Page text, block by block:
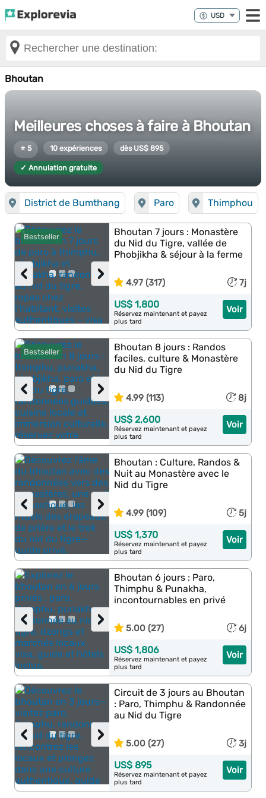
Bhoutan
Meilleures choses à faire à Bhoutan
⭐ 5 10 expériences dès US$ 895
✓ Annulation gratuite
District de Bumthang Paro Thimphou
Bestseller
›
‹
Bhoutan 7 jours : Monastère
du Nid du Tigre, vallée de
Phobjikha & séjour à la ferme
4.97 (317) 7j
Voir
US$ 1,800
Réservez maintenant et payez
plus tard
Bestseller
›
‹
Bhoutan 8 jours : Randos
faciles, culture & Monastère
du Nid du Tigre
4.99 (113) 8j
Voir
US$ 2,600
Réservez maintenant et payez
plus tard
›
‹
Bhoutan : Culture, Randos &
Nuit au Monastère avec le
Nid du Tigre
4.99 (109) 5j
Voir
US$ 1,370
Réservez maintenant et payez
plus tard
›
‹
Bhoutan 6 jours : Paro,
Thimphu & Punakha,
incontournables en privé
5.00 (27) 6j
Voir
US$ 1,806
Réservez maintenant et payez
plus tard
›
‹
Circuit de 3 jours au Bhoutan
: Paro, Thimphu & Randonnée
au Nid du Tigre
5.00 (27) 3j
Voir
US$ 895
Réservez maintenant et payez
plus tard